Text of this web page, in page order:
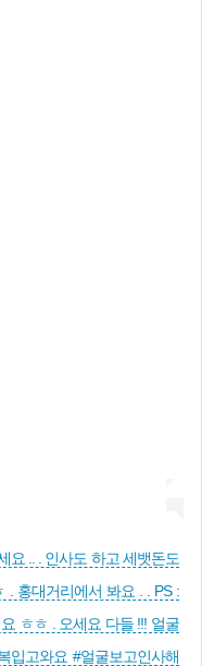
요 .. . 인사도 하고 세뱃돈도
. 홍대거리에서 봐요 . . PS :
ㅎㅎ . 오세요 다들 !!! 얼굴
입고와요 #얼굴보고인사해